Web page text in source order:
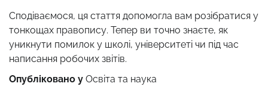
Сподіваємося, ця стаття допомогла вам розібратися у
тонкощах правопису. Тепер ви точно знаєте, як
уникнути помилок у школі, університеті чи під час
написання робочих звітів.
Опубліковано у Освіта та наука